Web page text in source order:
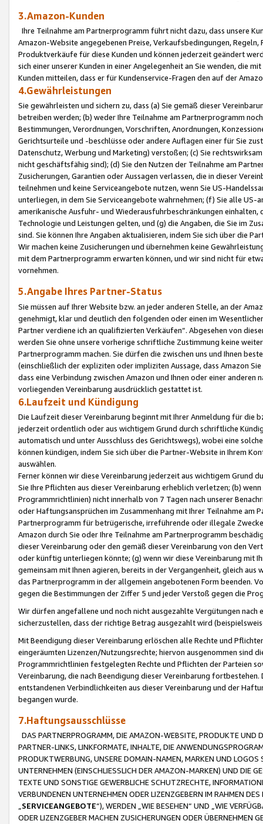
3.Amazon-Kunden
Ihre Teilnahme am Partnerprogramm führt nicht dazu, dass unsere
Amazon-Website angegebenen Preise, Verkaufsbedingungen,
Produktverkäufe für diese Kunden und können jederzeit geändert
sich einer unserer Kunden in einer Angelegenheit an Sie wenden, die
Kunden mitteilen, dass er für Kundenservice-Fragen den auf der
4.Gewährleistungen
Sie gewährleisten und sichern zu, dass (a) Sie gemäß dieser
betreiben werden; (b) weder Ihre Teilnahme am Partnerprogramm
Bestimmungen, Verordnungen, Vorschriften, Anordnungen,
Gerichtsurteile und -beschlüsse oder andere Auflagen einer für Sie
Datenschutz, Werbung und Marketing) verstoßen; (c) Sie
nicht geschäftsfähig sind); (d) Sie den Nutzen der Teilnahme am
Zusicherungen, Garantien oder Aussagen verlassen, die in dieser
teilnehmen und keine Serviceangebote nutzen, wenn Sie US-
unterliegen, in dem Sie Serviceangebote wahrnehmen; (f) Sie alle
amerikanische Ausfuhr- und Wiederausfuhrbeschränkungen
Technologie und Leistungen gelten, und (g) die Angaben, die Sie im
sind. Sie können Ihre Angaben aktualisieren, indem Sie sich über die
Wir machen keine Zusicherungen und übernehmen keine
mit dem Partnerprogramm erwarten können, und wir sind nicht für
vornehmen.
5.Angabe Ihres Partner-Status
Sie müssen auf Ihrer Website bzw. an jeder anderen Stelle, an der
genehmigt, klar und deutlich den folgenden oder einen im
Partner verdiene ich an qualifizierten Verkäufen“. Abgesehen von
werden Sie ohne unsere vorherige schriftliche Zustimmung keine
Partnerprogramm machen. Sie dürfen die zwischen uns und Ihnen
(einschließlich der expliziten oder impliziten Aussage, dass Amazon
dass eine Verbindung zwischen Amazon und Ihnen oder einer
vorliegenden Vereinbarung ausdrücklich gestattet ist.
6.Laufzeit und Kündigung
Die Laufzeit dieser Vereinbarung beginnt mit Ihrer Anmeldung für die
jederzeit ordentlich oder aus wichtigem Grund durch schriftliche
automatisch und unter Ausschluss des Gerichtswegs), wobei eine
können kündigen, indem Sie sich über die Partner-Website in Ihrem
auswählen.
Ferner können wir diese Vereinbarung jederzeit aus wichtigem Grund
Sie Ihre Pflichten aus dieser Vereinbarung erheblich verletzen; (b)
Programmrichtlinien) nicht innerhalb von 7 Tagen nach unserer
oder Haftungsansprüchen im Zusammenhang mit Ihrer Teilnahme am
Partnerprogramm für betrügerische, irreführende oder illegale
Amazon durch Sie oder Ihre Teilnahme am Partnerprogramm
dieser Vereinbarung oder den gemäß dieser Vereinbarung von den
oder künftig unterliegen könnte; (g) wenn wir diese Vereinbarung mit
gemeinsam mit Ihnen agieren, bereits in der Vergangenheit, gleich
das Partnerprogramm in der allgemein angebotenen Form beenden.
gegen die Bestimmungen der Ziffer 5 und jeder Verstoß gegen die
Wir dürfen angefallene und noch nicht ausgezahlte Vergütungen
sicherzustellen, dass der richtige Betrag ausgezahlt wird
Mit Beendigung dieser Vereinbarung erlöschen alle Rechte und
eingeräumten Lizenzen/Nutzungsrechte; hiervon ausgenommen sind
Programmrichtlinien festgelegten Rechte und Pflichten der Parteien
Vereinbarung, die nach Beendigung dieser Vereinbarung
entstandenen Verbindlichkeiten aus dieser Vereinbarung und der
begangen wurde.
7.Haftungsausschlüsse
DAS PARTNERPROGRAMM, DIE AMAZON-WEBSITE, PRODUKTE UND
PARTNER-LINKS, LINKFORMATE, INHALTE, DIE
PRODUKTWERBUNG, UNSERE DOMAIN-NAMEN, MARKEN UND
UNTERNEHMEN (EINSCHLIESSLICH DER AMAZON-MARKEN) UND DIE
TEXTE UND SONSTIGE GEWERBLICHE SCHUTZRECHTE,
VERBUNDENEN UNTERNEHMEN ODER LIZENZGEBERN IM RAHMEN
SERVICEANGEBOTE“), WERDEN „WIE BESEHEN“ UND „WIE
ODER LIZENZGEBER MACHEN ZUSICHERUNGEN ODER ÜBERNEHMEN